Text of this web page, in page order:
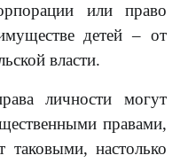
или право
детей – от
власти.
личности могут
правами,
таковыми, настолько